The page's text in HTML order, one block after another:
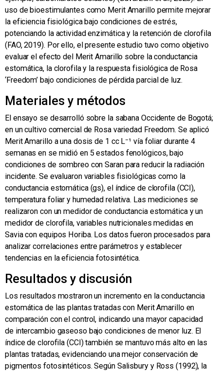
uso de bioestimulantes como Merit Amarillo permite mejorar
la eficiencia fisiológica bajo condiciones de estrés,
potenciando la actividad enzimática y la retención de clorofila
(FAO, 2019). Por ello, el presente estudio tuvo como objetivo
evaluar el efecto del Merit Amarillo sobre la conductancia
estomática, la clorofila y la respuesta fisiológica de Rosa
‘Freedom’ bajo condiciones de pérdida parcial de luz.
Materiales y métodos
El ensayo se desarrolló sobre la sabana Occidente de Bogotá;
en un cultivo comercial de Rosa variedad Freedom. Se aplicó
Merit Amarillo a una dosis de 1 cc L⁻¹ vía foliar durante 4
semanas en se midió en 5 estados fenológicos, bajo
condiciones de sombreo con Saran para reducir la radiación
incidente. Se evaluaron variables fisiológicas como la
conductancia estomática (gs), el índice de clorofila (CCI),
temperatura foliar y humedad relativa. Las mediciones se
realizaron con un medidor de conductancia estomática y un
medidor de clorofila, variables nutricionales medidas en
Savia con equipos Horiba. Los datos fueron procesados para
analizar correlaciones entre parámetros y establecer
tendencias en la eficiencia fotosintética.
Resultados y discusión
Los resultados mostraron un incremento en la conductancia
estomática de las plantas tratadas con Merit Amarillo en
comparación con el control, indicando una mayor capacidad
de intercambio gaseoso bajo condiciones de menor luz. El
índice de clorofila (CCI) también se mantuvo más alto en las
plantas tratadas, evidenciando una mejor conservación de
pigmentos fotosintéticos. Según Salisbury y Ross (1992), la